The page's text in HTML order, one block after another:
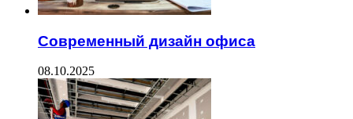
Современный дизайн офиса
08.10.2025